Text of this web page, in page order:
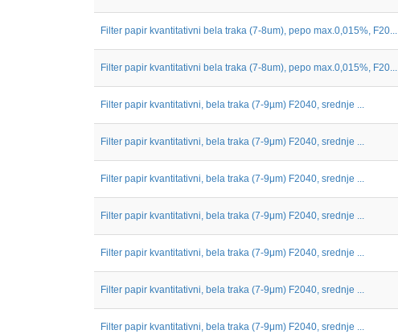
Filter papir kvantitativni bela traka (7-8um), pepo max.0,015%, F20...
Filter papir kvantitativni bela traka (7-8um), pepo max.0,015%, F20...
Filter papir kvantitativni, bela traka (7-9µm) F2040, srednje ...
Filter papir kvantitativni, bela traka (7-9μm) F2040, srednje ...
Filter papir kvantitativni, bela traka (7-9μm) F2040, srednje ...
Filter papir kvantitativni, bela traka (7-9μm) F2040, srednje ...
Filter papir kvantitativni, bela traka (7-9μm) F2040, srednje ...
Filter papir kvantitativni, bela traka (7-9μm) F2040, srednje ...
Filter papir kvantitativni, bela traka (7-9μm) F2040, srednje ...